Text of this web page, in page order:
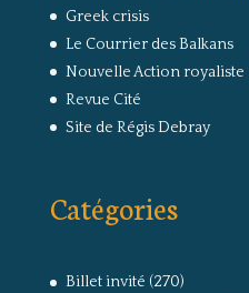
Greek crisis
Le Courrier des Balkans
Nouvelle Action royaliste
Revue Cité
Site de Régis Debray
Catégories
Billet invité (270)